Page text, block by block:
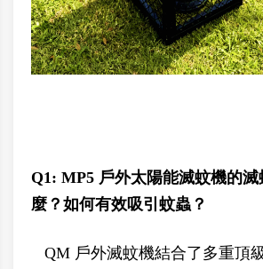
Q1: MP5 戶外太陽能滅蚊機的
麼？如何有效吸引蚊蟲？
QM 戶外滅蚊機結合了多重頂